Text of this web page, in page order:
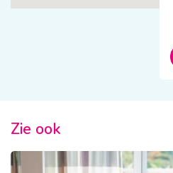
Zie ook